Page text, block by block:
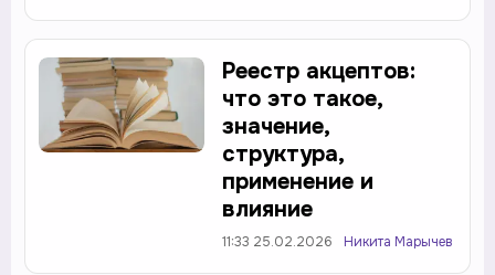
Реестр акцептов:
что это такое,
значение,
структура,
применение и
влияние
11:33 25.02.2026 Никита Марычев